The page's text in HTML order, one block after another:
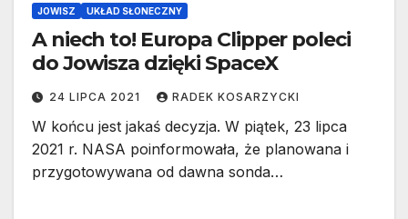
JOWISZ UKŁAD SŁONECZNY
A niech to! Europa Clipper poleci
do Jowisza dzięki SpaceX
24 LIPCA 2021 RADEK KOSARZYCKI
W końcu jest jakaś decyzja. W piątek, 23 lipca
2021 r. NASA poinformowała, że planowana i
przygotowywana od dawna sonda…